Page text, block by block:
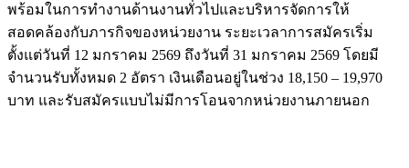
พร้อมในการทำงานด้านงานทั่วไปและบริหารจัดการให้
สอดคล้องกับภารกิจของหน่วยงาน ระยะเวลาการสมัครเริ่ม
ตั้งแต่วันที่ 12 มกราคม 2569 ถึงวันที่ 31 มกราคม 2569 โดยมี
จำนวนรับทั้งหมด 2 อัตรา เงินเดือนอยู่ในช่วง 18,150 – 19,970
บาท และรับสมัครแบบไม่มีการโอนจากหน่วยงานภายนอก